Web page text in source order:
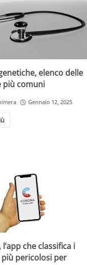
elenco delle
più comuni
Gennaio 12, 2025
che classifica i
più pericolosi per